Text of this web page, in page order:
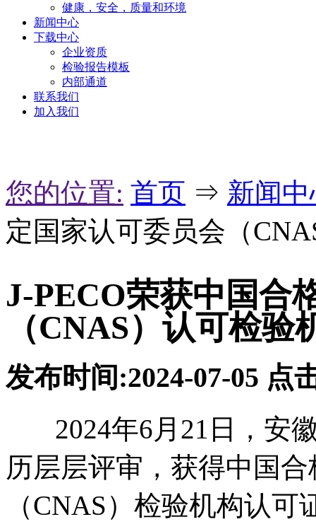
健康，安全，质量和环境
新闻中心
下载中心
企业资质
检验报告模板
内部通道
联系我们
加入我们
您的位置: 首页 ⇒ 新闻
定国家认可委员会（
J-PECO荣获中国合
（CNAS）认可检验
发布时间:2024-07-05 点
2024年6月21日，安
历层层评审，获得中国
（CNAS）检验机构认